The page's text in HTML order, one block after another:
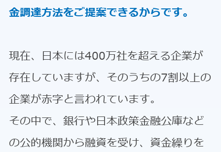
金調達方法をご提案できるからです。
現在、日本には400万社を超える企業が
存在していますが、そのうちの7割以上の
企業が赤字と言われています。
その中で、銀行や日本政策金融公庫など
の公的機関から融資を受け、資金繰りを